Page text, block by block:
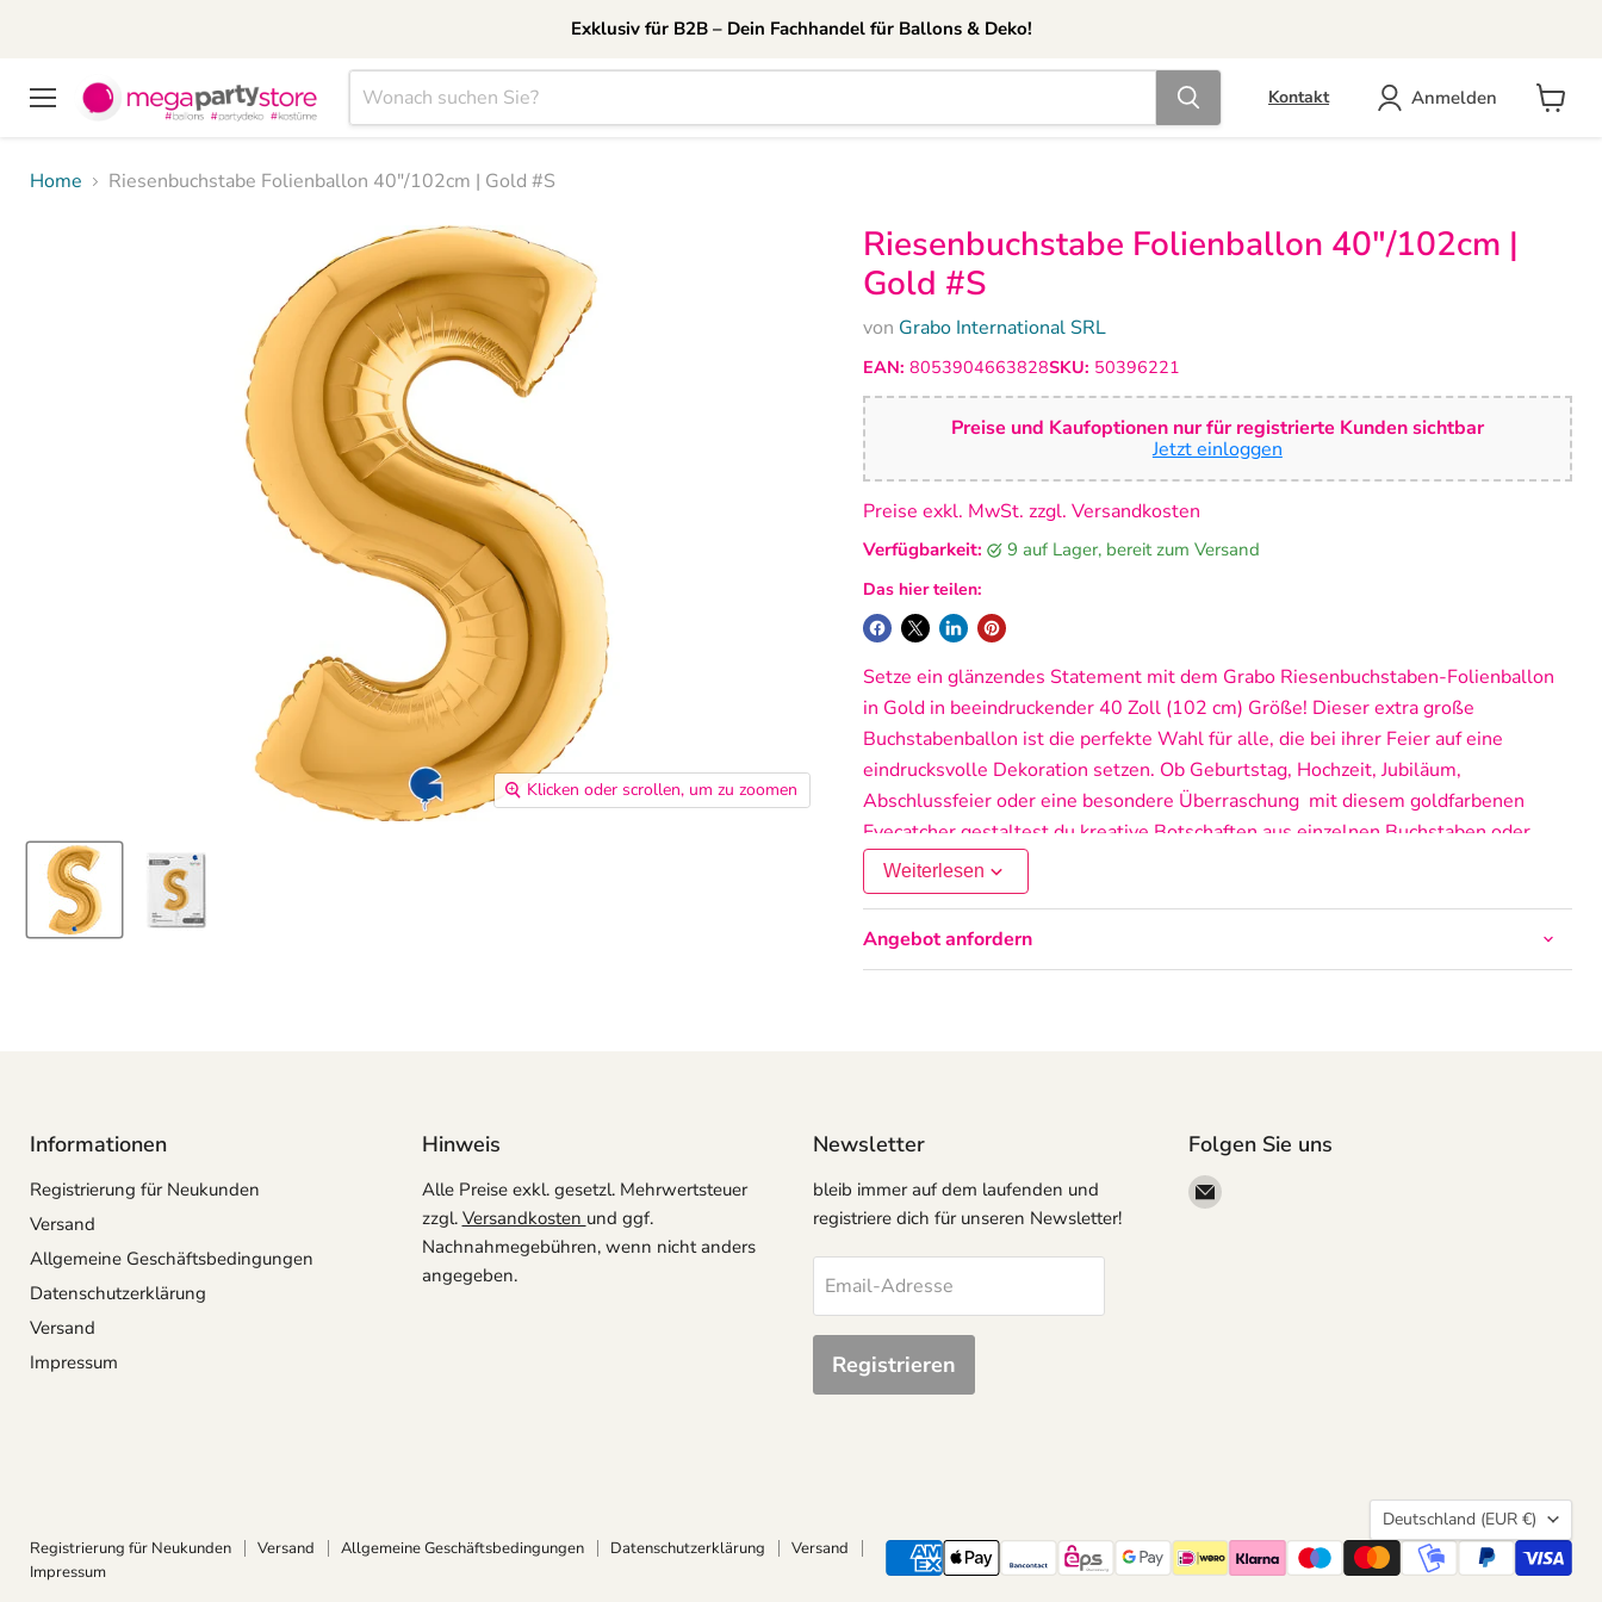
Exklusiv für B2B – Dein Fachhandel für Ballons & Deko!
Menü
Kontakt Anmelden
Home
Riesenbuchstabe Folienballon 40"/102cm | Gold #S
Klicken oder scrollen, um zu zoomen
Riesenbuchstabe Folienballon 40"/102cm |
Gold #S
von Grabo International SRL
EAN: 8053904663828SKU: 50396221
Preise und Kaufoptionen nur für registrierte Kunden sichtbar
Jetzt einloggen
Preise exkl. MwSt. zzgl. Versandkosten
Verfügbarkeit: 9 auf Lager, bereit zum Versand
Das hier teilen:
Setze ein glänzendes Statement mit dem Grabo Riesenbuchstaben-Folienballon
in Gold in beeindruckender 40 Zoll (102 cm) Größe! Dieser extra große
Buchstabenballon ist die perfekte Wahl für alle, die bei ihrer Feier auf eine
eindrucksvolle Dekoration setzen. Ob Geburtstag, Hochzeit, Jubiläum,
Abschlussfeier oder eine besondere Überraschung  mit diesem goldfarbenen
Eyecatcher gestaltest du kreative Botschaften aus einzelnen Buchstaben oder
Initialen. Gefertigt vom italienischen Qualitätshersteller Grabo Balloons, besticht
der Ballon durch hochwertige Materialien, exakte Verarbeitung und eine edle
Metallic-Optik. Er ist sowohl für Helium als auch für Luft geeignet und verfügt
über ein integriertes selbstschließendes Ventil, das die Handhabung besonders
Grabo-Sortiment ist problemlos möglich. Ein Must-have für Deko-Fans,
Eventplaner oder DIY-Feiern. Hinweis: Der Ballon wird unbefüllt geliefert.
Geeignet für Helium oder Luft. Nicht für Kinder unter 3 Jahren. Nur unter Aufsicht
Weiterlesen
Angebot anfordern
Informationen
Registrierung für Neukunden
Versand
Allgemeine Geschäftsbedingungen
Datenschutzerklärung
Versand
Impressum
Hinweis
Alle Preise exkl. gesetzl. Mehrwertsteuer
zzgl. Versandkosten und ggf.
Nachnahmegebühren, wenn nicht anders
angegeben.
Newsletter
bleib immer auf dem laufenden und
registriere dich für unseren Newsletter!
Email-Adresse
Registrieren
Folgen Sie uns
Email
Land
Deutschland (EUR €)
Registrierung für Neukunden Versand Allgemeine Geschäftsbedingungen Datenschutzerklärung
Versand
Impressum